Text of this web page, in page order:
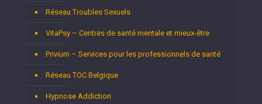
Réseau Troubles Sexuels
VitaPsy – Centres de santé mentale et mieux-être
Privium – Services pour les professionnels de santé
Réseau TOC Belgique
Hypnose Addiction